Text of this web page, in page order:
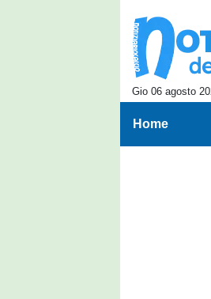
Gio 06 agosto
Home